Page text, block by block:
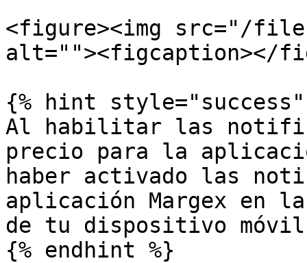
<figure><img src="/files/
alt=""><figcaption></
{% hint style="success"
Al habilitar las
precio para la
haber activado las
aplicación Margex en
de tu dispositivo
{% endhint %}